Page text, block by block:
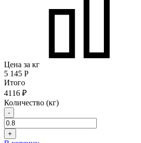
Цена за кг
5 145 Р
Итого
4116 ₽
Количество (кг)
-
+